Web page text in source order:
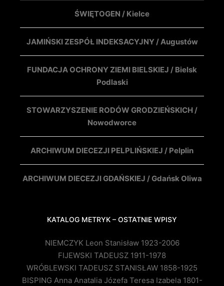
ŚWIĘTOGEN / Kielce
JAMIŃSKI ZESPÓŁ INDEKSACYJNY / Augustów
FUNDACJA OCHRONY ZIEMI BIELSKIEJ / Bielsk
Podlaski
STOWARZYSZENIE RODÓW GRODZIEŃSKICH /
Nowodworce
ARCHIWUM DIECEZJI PELPLIŃSKIEJ / Pelplin
ARCHIWUM DIECEZJI GDAŃSKIEJ / Gdańsk Oliwa
KATALOG METRYK – OSTATNIE WPISY
NIEMCZYK Leon Stanisław 1923-2006
FIJEWSKI TADEUSZ 1911-1978
WRÓBLEWSKI TADEUSZ STANISŁAW 1858-1925
BISPING Anna Anatalia Józefa Teresa Izabela 1801-